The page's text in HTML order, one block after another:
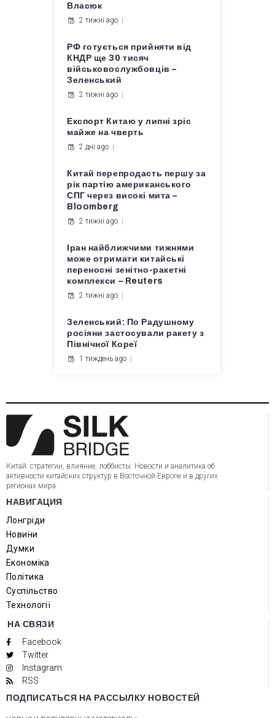
Власюк
2 тижні ago
РФ готується прийняти від
КНДР ще 30 тисяч
військовослужбовців –
Зеленський
2 тижні ago
Експорт Китаю у липні зріс
майже на чверть
2 дні ago
Китай перепродасть першу за
рік партію американського
СПГ через високі мита –
Bloomberg
2 тижні ago
Іран найближчими тижнями
може отримати китайські
переносні зенітно-ракетні
комплекси – Reuters
2 тижні ago
Зеленський: По Радушному
росіяни застосували ракету з
Північної Кореї
1 тиждень ago
Китай: стратегии, влияние, лоббисты. Новости и аналитика об
активности китайских структур в Восточной Европе и в других
регионах мира.
НАВИГАЦИЯ
Лонгріди
Новини
Думки
Економіка
Політика
Суспільство
Технології
НА СВЯЗИ
Facebook
Twitter
Instagram
RSS
ПОДПИСАТЬСЯ НА РАССЫЛКУ НОВОСТЕЙ